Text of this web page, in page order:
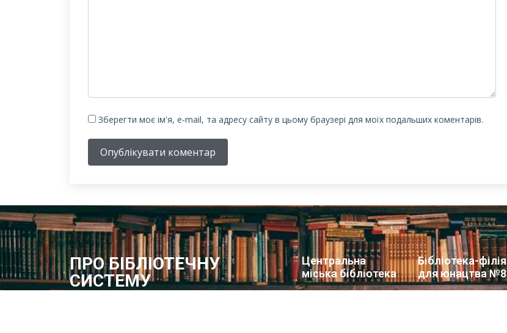
Зберегти моє ім'я, e-mail, та адресу сайту в цьому браузері для моїх подальших коментарів.
Опублікувати коментар
ПРО БІБЛІОТЕЧНУ
СИСТЕМУ
Центральна
міська бібліотека
Бібліотека-філія
для юнацтва №8